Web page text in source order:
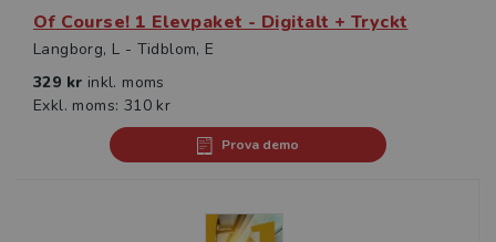
Of Course! 1 Elevpaket - Digitalt + Tryckt
Langborg, L - Tidblom, E
329 kr inkl. moms
Exkl. moms: 310 kr
Prova demo